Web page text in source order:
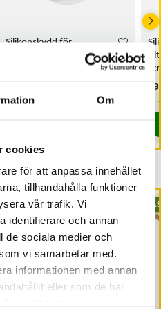
Om
cookies
för att anpassa innehållet
tillhandahålla funktioner
vår trafik. Vi
identifierare och annan
de sociala medier och
vi samarbetar med.
informationen med annan
eller som de har
Silikonskydd för
Ultrahuman Ring AIR –
Just nu har vi bara 2 kvar av denna